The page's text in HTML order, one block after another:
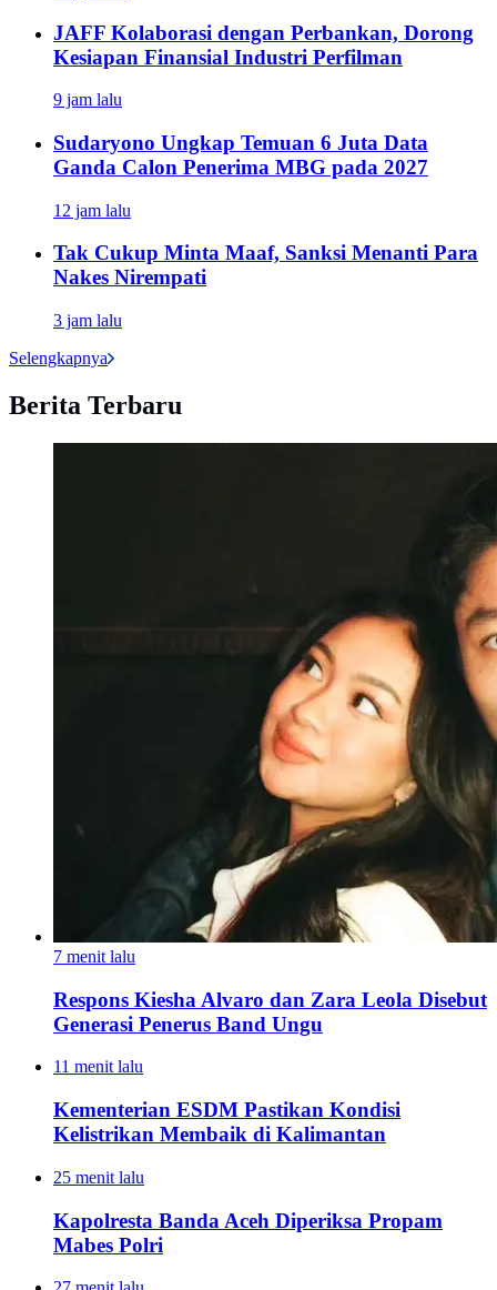
JAFF Kolaborasi dengan Perbankan, Dorong
Kesiapan Finansial Industri Perfilman
9 jam lalu
Sudaryono Ungkap Temuan 6 Juta Data
Ganda Calon Penerima MBG pada 2027
12 jam lalu
Tak Cukup Minta Maaf, Sanksi Menanti Para
Nakes Nirempati
3 jam lalu
Selengkapnya
Berita Terbaru
7 menit lalu
Respons Kiesha Alvaro dan Zara Leola Disebut
Generasi Penerus Band Ungu
11 menit lalu
Kementerian ESDM Pastikan Kondisi
Kelistrikan Membaik di Kalimantan
25 menit lalu
Kapolresta Banda Aceh Diperiksa Propam
Mabes Polri